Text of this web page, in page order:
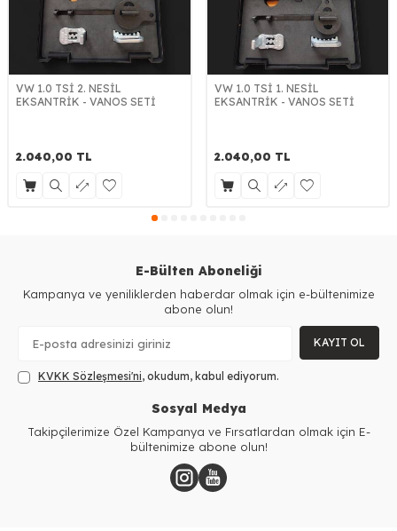
VW 1.0 TSİ 2. NESİL
EKSANTRİK - VANOS SETİ
2.040,00 TL
VW 1.0 TSİ 1. NESİL
EKSANTRİK - VANOS SETİ
2.040,00 TL
E-Bülten Aboneliği
Kampanya ve yeniliklerden haberdar olmak için e-bültenimize
abone olun!
KAYIT OL
KVKK Sözleşmesi'ni, okudum, kabul ediyorum.
Sosyal Medya
Takipçilerimize Özel Kampanya ve Fırsatlardan olmak için E-
bültenimize abone olun!